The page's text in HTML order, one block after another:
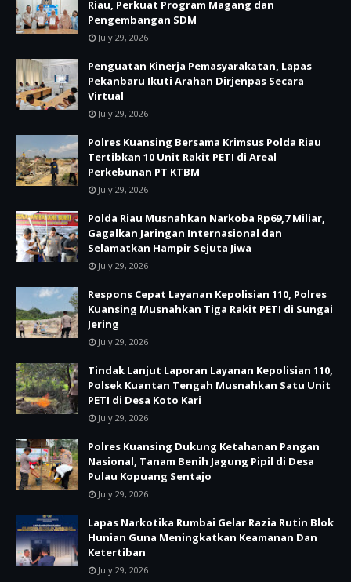
Riau, Perkuat Program Magang dan
Pengembangan SDM
July 29, 2026
Penguatan Kinerja Pemasyarakatan, Lapas
Pekanbaru Ikuti Arahan Dirjenpas Secara
Virtual
July 29, 2026
Polres Kuansing Bersama Krimsus Polda Riau
Tertibkan 10 Unit Rakit PETI di Areal
Perkebunan PT KTBM
July 29, 2026
Polda Riau Musnahkan Narkoba Rp69,7 Miliar,
Gagalkan Jaringan Internasional dan
Selamatkan Hampir Sejuta Jiwa
July 29, 2026
Respons Cepat Layanan Kepolisian 110, Polres
Kuansing Musnahkan Tiga Rakit PETI di Sungai
Jering
July 29, 2026
Tindak Lanjut Laporan Layanan Kepolisian 110,
Polsek Kuantan Tengah Musnahkan Satu Unit
PETI di Desa Koto Kari
July 29, 2026
Polres Kuansing Dukung Ketahanan Pangan
Nasional, Tanam Benih Jagung Pipil di Desa
Pulau Kopuang Sentajo
July 29, 2026
Lapas Narkotika Rumbai Gelar Razia Rutin Blok
Hunian Guna Meningkatkan Keamanan Dan
Ketertiban
July 29, 2026